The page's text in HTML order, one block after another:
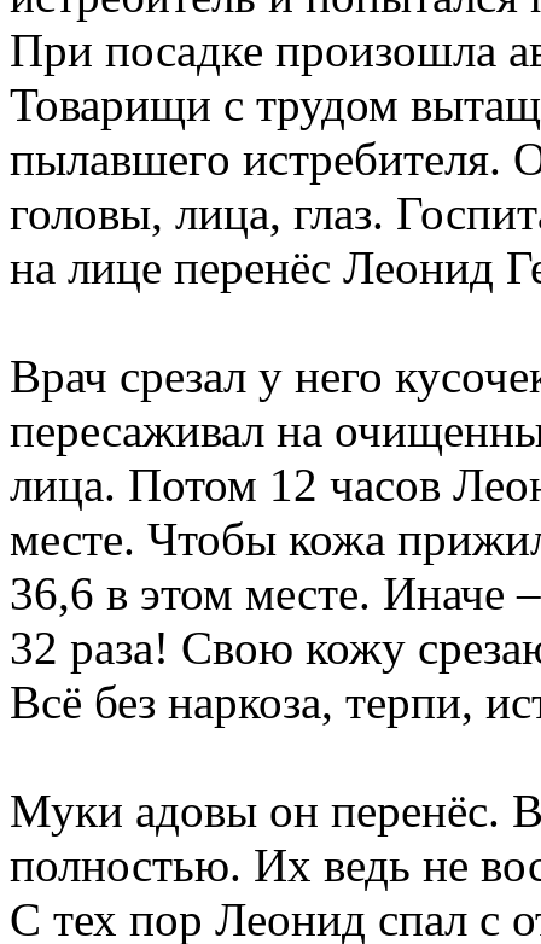
При посадке произошла
Товарищи с трудом
пылавшего истребителя.
головы, лица, глаз.
на лице перенёс Леонид
Врач срезал у него
пересаживал на
лица. Потом 12 часов
месте. Чтобы кожа
36,6 в этом месте. Иначе
32 раза! Свою кожу
Всё без наркоза, терпи,
Муки адовы он перенёс.
полностью. Их ведь не
С тех пор Леонид спал с